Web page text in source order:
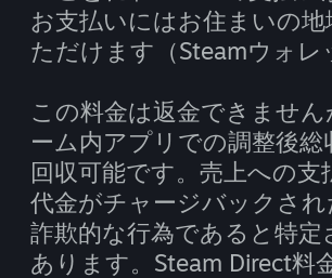
お支払いにはお住まいの
ただけます（Steamウォ
この料金は返金できませ
ーム内アプリでの調整後
回収可能です。売上への
代金がチャージバックさ
詐欺的な行為であると特
あります。Steam Direct料